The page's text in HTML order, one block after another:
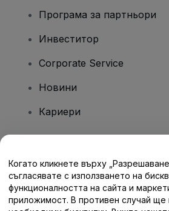
Програма за партньори
Инвеститор
Corporate Service
Новини
Кариери
Помощен център /
Когато кликнете върху
съгласявате с използването на
функционалността на сайта и
приложимост. В противен случай ще